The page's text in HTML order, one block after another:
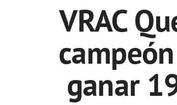
VRAC
ganar